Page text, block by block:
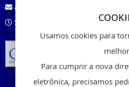
Usamos cookies para
Para cumprir a nova
eletrônica, precisamos
atendimento@beloshop.com.br
Segunda à Sexta das 8:00 às